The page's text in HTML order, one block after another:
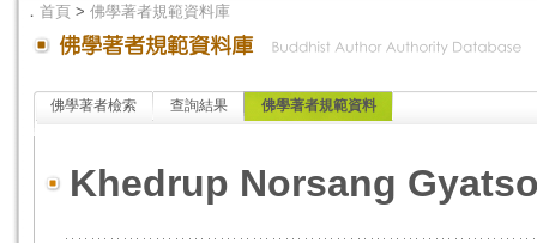
． 首頁 > 佛學著者規範資料庫
佛學著者檢索 查詢結果 佛學著者規範資料
Khedrup Norsang